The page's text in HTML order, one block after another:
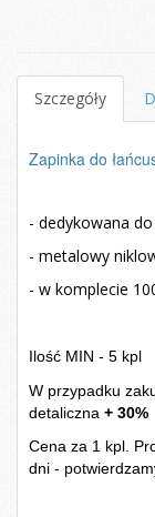
Szczegóły
Zapinka do
- dedykowana
- metalowy
- w komplecie
Ilość MIN - 5 kpl
W przypadku
detaliczna + 30%
Cena za 1 kpl.
dni -